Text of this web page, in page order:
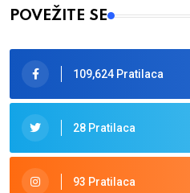
POVEŽITE SE
109,624 Pratilaca
28 Pratilaca
93 Pratilaca